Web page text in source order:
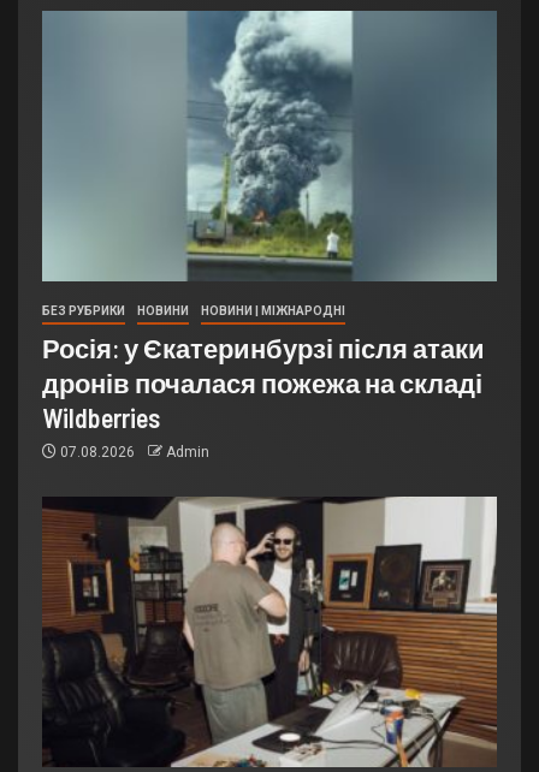
БЕЗ РУБРИКИ НОВИНИ НОВИНИ | МІЖНАРОДНІ
Росія: у Єкатеринбурзі після атаки
дронів почалася пожежа на складі
Wildberries
07.08.2026 Admin